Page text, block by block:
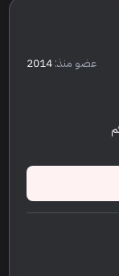
عضو منذ:2014